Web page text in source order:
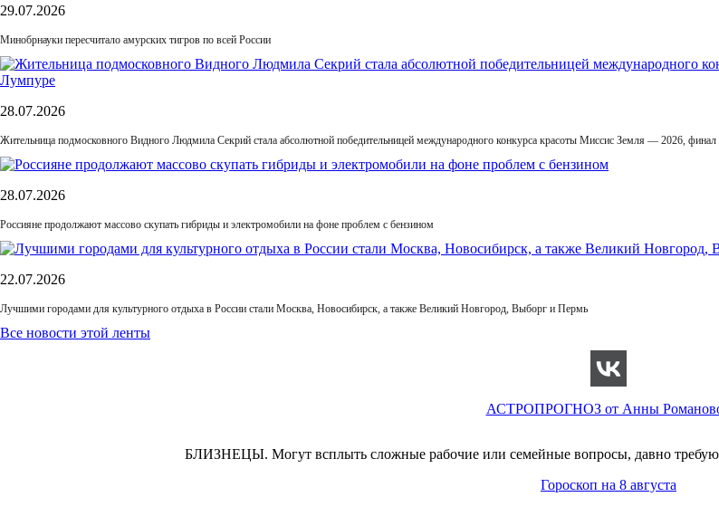
29.07.2026
Минобрнауки пересчитало амурских тигров по всей России
28.07.2026
Жительница подмосковного Видного Людмила Секрий стала абсолютной победительницей международного конкурса красоты Миссис Земля — 2026, финал
28.07.2026
Россияне продолжают массово скупать гибриды и электромобили на фоне проблем с бензином
22.07.2026
Лучшими городами для культурного отдыха в России стали Москва, Новосибирск, а также Великий Новгород, Выборг и Пермь
Все новости этой ленты
АСТРОПРОГНОЗ от Анны
БЛИЗНЕЦЫ. Могут всплыть сложные рабочие или семейные вопросы, давно
Гороскоп на 8 августа